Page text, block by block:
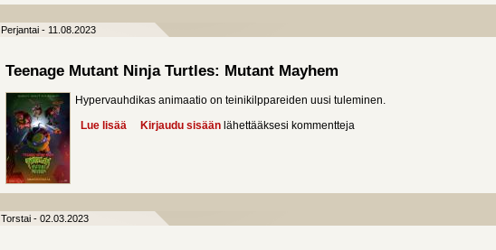
Perjantai - 11.08.2023
Teenage Mutant Ninja Turtles: Mutant Mayhem
Hypervauhdikas animaatio on teinikilppareiden uusi tuleminen.
Lue lisää about Teenage Mutant Ninja Turtles: Mutant Mayhem
Kirjaudu sisään lähettääksesi kommentteja
Torstai - 02.03.2023